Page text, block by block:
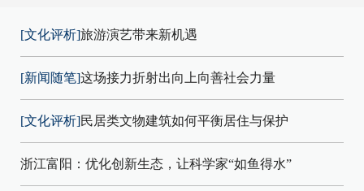
[文化评析]旅游演艺带来新机遇
[新闻随笔]这场接力折射出向上向善社会力量
[文化评析]民居类文物建筑如何平衡居住与保护
浙江富阳：优化创新生态，让科学家“如鱼得水”